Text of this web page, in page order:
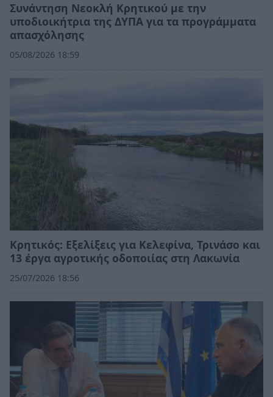
Συνάντηση Νεοκλή Κρητικού με την
υποδιοικήτρια της ΔΥΠΑ για τα προγράμματα
απασχόλησης
05/08/2026 18:59
Κρητικός: Εξελίξεις για Κελεφίνα, Τρινάσο και
13 έργα αγροτικής οδοποιίας στη Λακωνία
25/07/2026 18:56